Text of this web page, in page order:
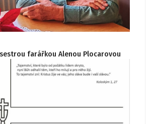
farářkou Alenou Plocarovou